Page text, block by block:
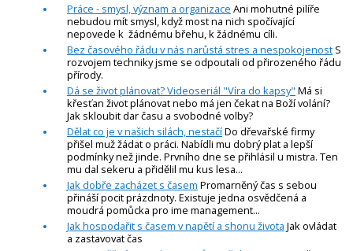
Práce - smysl, význam a organizace Ani mohutné pilíře
nebudou mít smysl, když most na nich spočívající
nepovede k žádnému břehu, k žádnému cíli.
Bez časového řádu v nás narůstá stres a nespokojenost S
rozvojem techniky jsme se odpoutali od přirozeného řádu
přírody.
Dá se život plánovat? Videoseriál "Víra do kapsy" Má si
křesťan život plánovat nebo má jen čekat na Boží volání?
Jak skloubit dar času a svobodné volby?
Dělat co je v našich silách, nestačíDo dřevařské firmy
přišel muž žádat o práci. Nabídli mu dobrý plat a lepší
podmínky než jinde. Prvního dne se přihlásil u mistra. Ten
mu dal sekeru a přidělil mu kus lesa...
Jak dobře zacházet s časem Promarněný čas s sebou
přináší pocit prázdnoty. Existuje jedna osvědčená a
moudrá pomůcka pro ime management...
Jak hospodařit s časem v napětí a shonu života Jak ovládat
a zastavovat čas